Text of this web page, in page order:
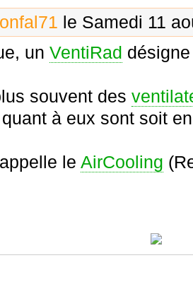
le Samedi 11
un VentiRad
souvent des
quant à eux sont soit
le AirCooling